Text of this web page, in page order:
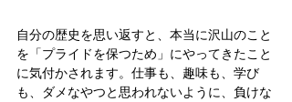
自分の歴史を思い返すと、本当に沢山のこと
を「プライドを保つため」にやってきたこと
に気付かされます。仕事も、趣味も、学び
も、ダメなやつと思われないように、負けな